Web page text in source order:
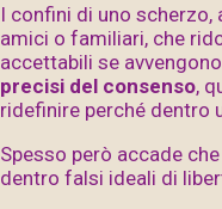
I confini di uno scherzo,
amici o familiari, che
accettabili se avvengono
precisi del consenso,
ridefinire perché dentro
Spesso però accade
dentro falsi ideali di